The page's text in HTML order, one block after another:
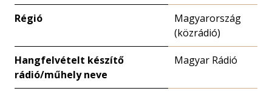
Régió
Magyarország
(közrádió)
Hangfelvételt készítő
rádió/műhely neve
Magyar Rádió